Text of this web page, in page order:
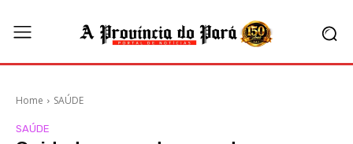
Home SAÚDE
SAÚDE